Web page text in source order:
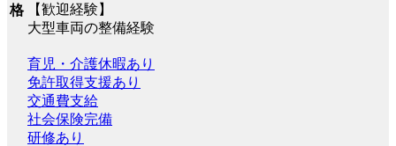
格
【歓迎経験】
大型車両の整備経験
育児・介護休暇あり
免許取得支援あり
交通費支給
社会保険完備
研修あり